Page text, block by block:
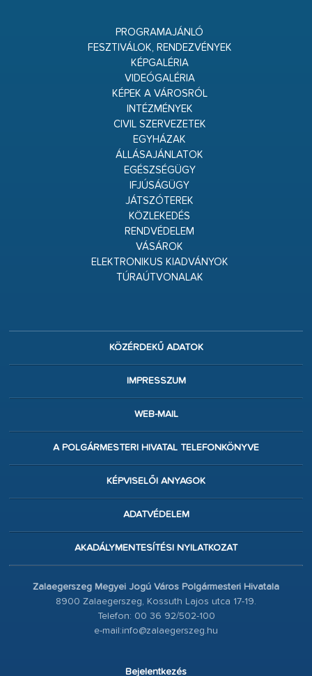
PROGRAMAJÁNLÓ
FESZTIVÁLOK, RENDEZVÉNYEK
KÉPGALÉRIA
VIDEÓGALÉRIA
KÉPEK A VÁROSRÓL
INTÉZMÉNYEK
CIVIL SZERVEZETEK
EGYHÁZAK
ÁLLÁSAJÁNLATOK
EGÉSZSÉGÜGY
IFJÚSÁGÜGY
JÁTSZÓTEREK
KÖZLEKEDÉS
RENDVÉDELEM
VÁSÁROK
ELEKTRONIKUS KIADVÁNYOK
TÚRAÚTVONALAK
KÖZÉRDEKŰ ADATOK
IMPRESSZUM
WEB-MAIL
A POLGÁRMESTERI HIVATAL TELEFONKÖNYVE
KÉPVISELŐI ANYAGOK
ADATVÉDELEM
AKADÁLYMENTESÍTÉSI NYILATKOZAT
Zalaegerszeg Megyei Jogú Város Polgármesteri Hivatala
8900 Zalaegerszeg, Kossuth Lajos utca 17-19.
Telefon: 00 36 92/502-100
e-mail:info@zalaegerszeg.hu
Bejelentkezés